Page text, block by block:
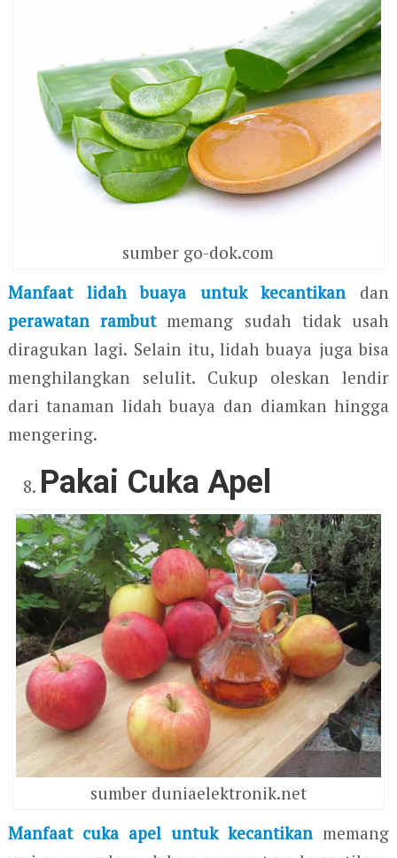
sumber go-dok.com
Manfaat lidah buaya untuk kecantikan dan
perawatan rambutmemang sudah tidak usah
diragukan lagi. Selain itu, lidah buaya juga bisa
menghilangkan selulit. Cukup oleskan lendir
dari tanaman lidah buaya dan diamkan hingga
mengering.
Pakai Cuka Apel
sumber duniaelektronik.net
Manfaat cuka apel untuk kecantikan memang